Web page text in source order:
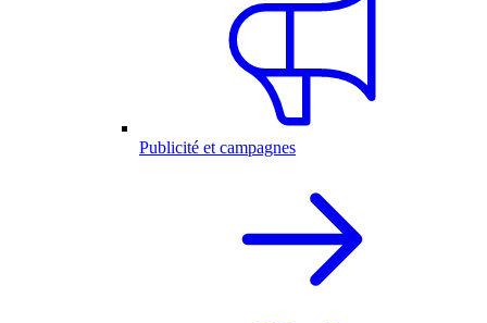
Publicité et campagnes